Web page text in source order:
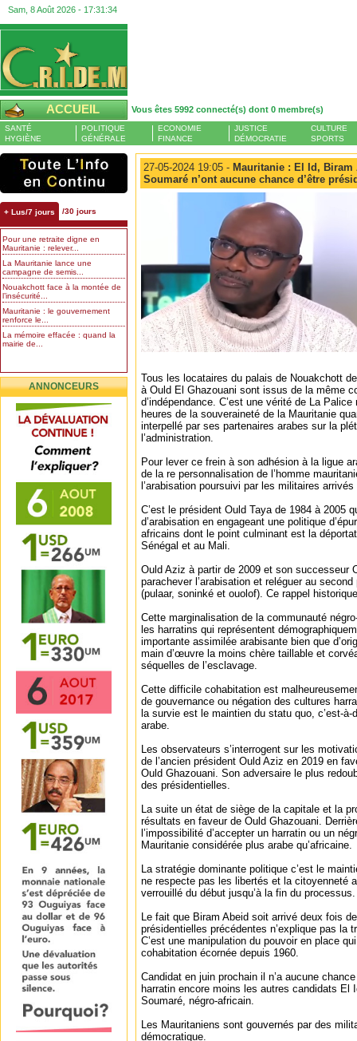
Sam, 8 Août 2026 - 17:31:34
ACCUEIL Vous êtes 5992 connecté(s) dont 0 membre(s)
SANTÉ
HYGIÈNE
POLITIQUE
GÉNÉRALE
ECONOMIE
FINANCE
JUSTICE
DÉMOCRATIE
CULTURE
SPORTS
+ Lus/7 jours /30 jours
Pour une retraite digne en
Mauritanie : relever...
La Mauritanie lance une
campagne de semis...
Nouakchott face à la montée de
l’insécurité...
Mauritanie : le gouvernement
renforce le...
La mémoire effacée : quand la
mairie de...
ANNONCEURS
27-05-2024 19:05 - Mauritanie : El Id, Biram
Soumaré n’ont aucune chance d’être
Tous les locataires du palais de Nouakchott
à Ould El Ghazouani sont issus de la même
d’indépendance. C’est une vérité de La
heures de la souveraineté de la Mauritanie
interpellé par ses partenaires arabes sur la
l’administration.
Pour lever ce frein à son adhésion à la ligue
de la re personnalisation de l’homme
l’arabisation poursuivi par les militaires
C’est le président Ould Taya de 1984 à 2005
d’arabisation en engageant une politique
africains dont le point culminant est la
Sénégal et au Mali.
Ould Aziz à partir de 2009 et son successeur
parachever l’arabisation et reléguer au
(pulaar, soninké et ouolof). Ce rappel
Cette marginalisation de la communauté
les harratins qui représentent
importante assimilée arabisante bien que
main d’œuvre la moins chère taillable et
séquelles de l’esclavage.
Cette difficile cohabitation est
de gouvernance ou négation des cultures
la survie est le maintien du statu quo, c’est-
arabe.
Les observateurs s’interrogent sur les
de l’ancien président Ould Aziz en 2019 en
Ould Ghazouani. Son adversaire le plus
des présidentielles.
La suite un état de siège de la capitale et la
résultats en faveur de Ould Ghazouani.
l’impossibilité d’accepter un harratin ou un
Mauritanie considérée plus arabe qu’africaine.
La stratégie dominante politique c’est le
ne respecte pas les libertés et la citoyenneté
verrouillé du début jusqu’à la fin du processus.
Le fait que Biram Abeid soit arrivé deux fois
présidentielles précédentes n’explique pas la
C’est une manipulation du pouvoir en place
cohabitation écornée depuis 1960.
Candidat en juin prochain il n’a aucune
harratin encore moins les autres candidats El
Soumaré, négro-africain.
Les Mauritaniens sont gouvernés par des
démocratique.